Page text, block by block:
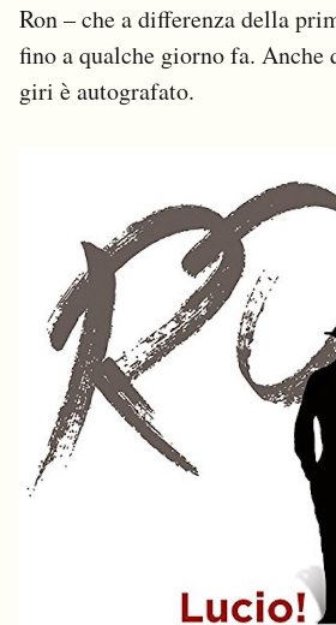
Ron – che a differenza della
fino a qualche giorno fa. Anche
giri è autografato.